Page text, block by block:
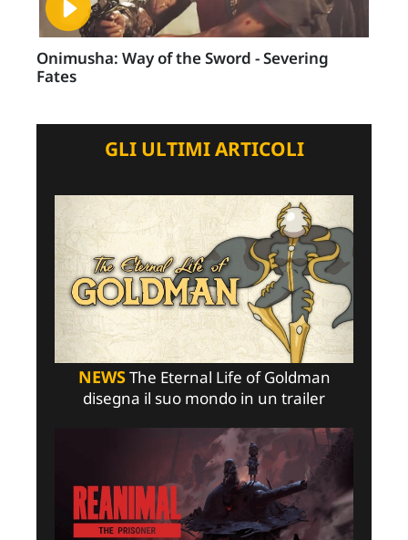
Onimusha: Way of the Sword - Severing
Fates
GLI ULTIMI ARTICOLI
NEWSThe Eternal Life of Goldman
disegna il suo mondo in un trailer